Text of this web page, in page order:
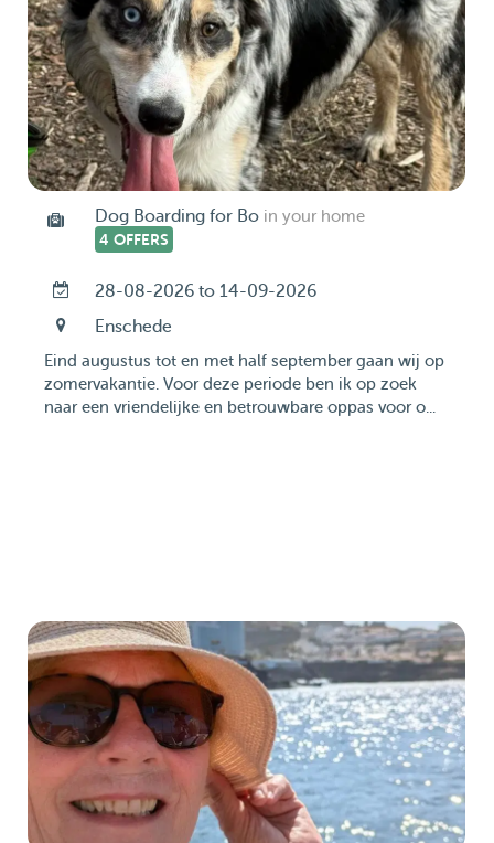
Dog Boarding for Bo in your home
4 OFFERS
28-08-2026 to 14-09-2026
Enschede
Eind augustus tot en met half september gaan wij op
zomervakantie. Voor deze periode ben ik op zoek
naar een vriendelijke en betrouwbare oppas voor o...